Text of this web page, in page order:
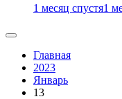
1 месяц спустя1
Главная
2023
Январь
13